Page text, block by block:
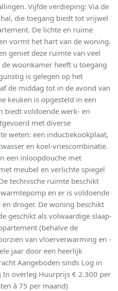
Vijfde verdieping: Via de
die toegang biedt tot vrijwel
De lichte en ruime
vormt het hart van de woning.
geniet deze ruimte van veel
woonkamer heeft u toegang
is gelegen op het
de middag tot in de avond van
keuken is opgesteld in een
biedt voldoende werk- en
met diverse
weten: een inductiekookplaat,
en koel-vriescombinatie.
een inloopdouche met
meubel en verlichte spiegel
technische ruimte beschikt
en er is voldoende
droger. De woning beschikt
geschikt als volwaardige slaap-
(behalve de
van vloerverwarming en -
jaar door een heerlijk
Aangeboden sinds Log in
In overleg Huurprijs € 2.300 per
à 75 per maand)